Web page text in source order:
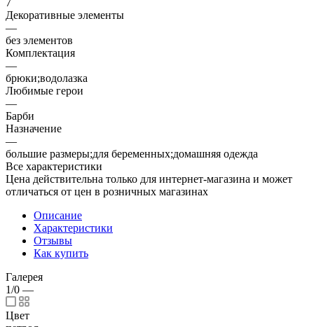
Декоративные элементы
—
без элементов
Комплектация
—
брюки;водолазка
Любимые герои
—
Барби
Назначение
—
большие размеры;для беременных;домашняя одежда
Все характеристики
Цена действительна только для интернет-магазина и может
отличаться от цен в розничных магазинах
Описание
Характеристики
Отзывы
Как купить
Галерея
1/0 —
Цвет